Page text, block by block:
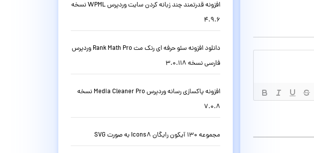
افزونه قدرتمند چند زبانه کردن سایت وردپرس WPML نسخه
4.9.6
دانلود افزونه سئو حرفه ای رنک مث Rank Math Pro وردپرس
فارسی نسخه 3.0.118
افزونه پاکسازی رسانه وردپرس Media Cleaner Pro نسخه
7.0.8
مجموعه 130 آیکون رایگان Icons8 به صورت SVG